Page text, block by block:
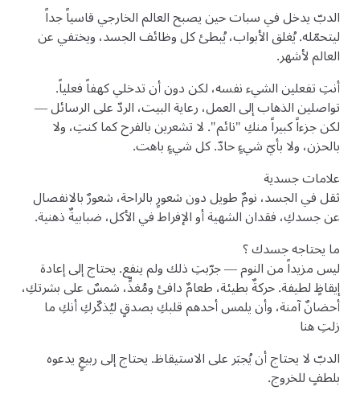
الدبّ يدخل في سبات حين يصبح العالم الخارجي قاسياً جداً
ليتحمّله. يُغلق الأبواب، يُبطئ كل وظائف الجسد، ويختفي عن
العالم لأشهر.
أنتِ تفعلين الشيء نفسه، لكن دون أن تدخلي كهفاً فعلياً.
تواصلين الذهاب إلى العمل، رعاية البيت، الردّ على الرسائل —
لكن جزءاً كبيراً منكِ "نائم". لا تشعرين بالفرح كما كنتِ، ولا
بالحزن، ولا بأيّ شيءٍ حادّ. كل شيءٍ باهت.
علامات جسدية
ثقل في الجسد، نومٌ طويل دون شعورٍ بالراحة، شعورٌ بالانفصال
عن جسدكِ، فقدان الشهية أو الإفراط في الأكل، ضبابيةٌ ذهنية.
ما يحتاجه جسدك ؟
ليس مزيداً من النوم — جرّبتِ ذلك ولم ينفع. يحتاج إلى إعادة
إيقاظٍ لطيفة. حركةٌ بطيئة، طعامٌ دافئ ومُغذٍّ، شمسٌ على بشرتكِ،
أحضانٌ آمنة، وأن يلمس أحدهم قلبكِ بصدقٍ ليُذكّركِ أنكِ ما
زلتِ هنا
الدبّ لا يحتاج أن يُجبَر على الاستيقاظ. يحتاج إلى ربيعٍ يدعوه
بلطفٍ للخروج.